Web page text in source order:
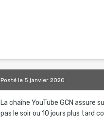
Postéle 5 janvier 2020
La chaîne YouTube GCN assure
pas le soir ou 10 jours plus tard